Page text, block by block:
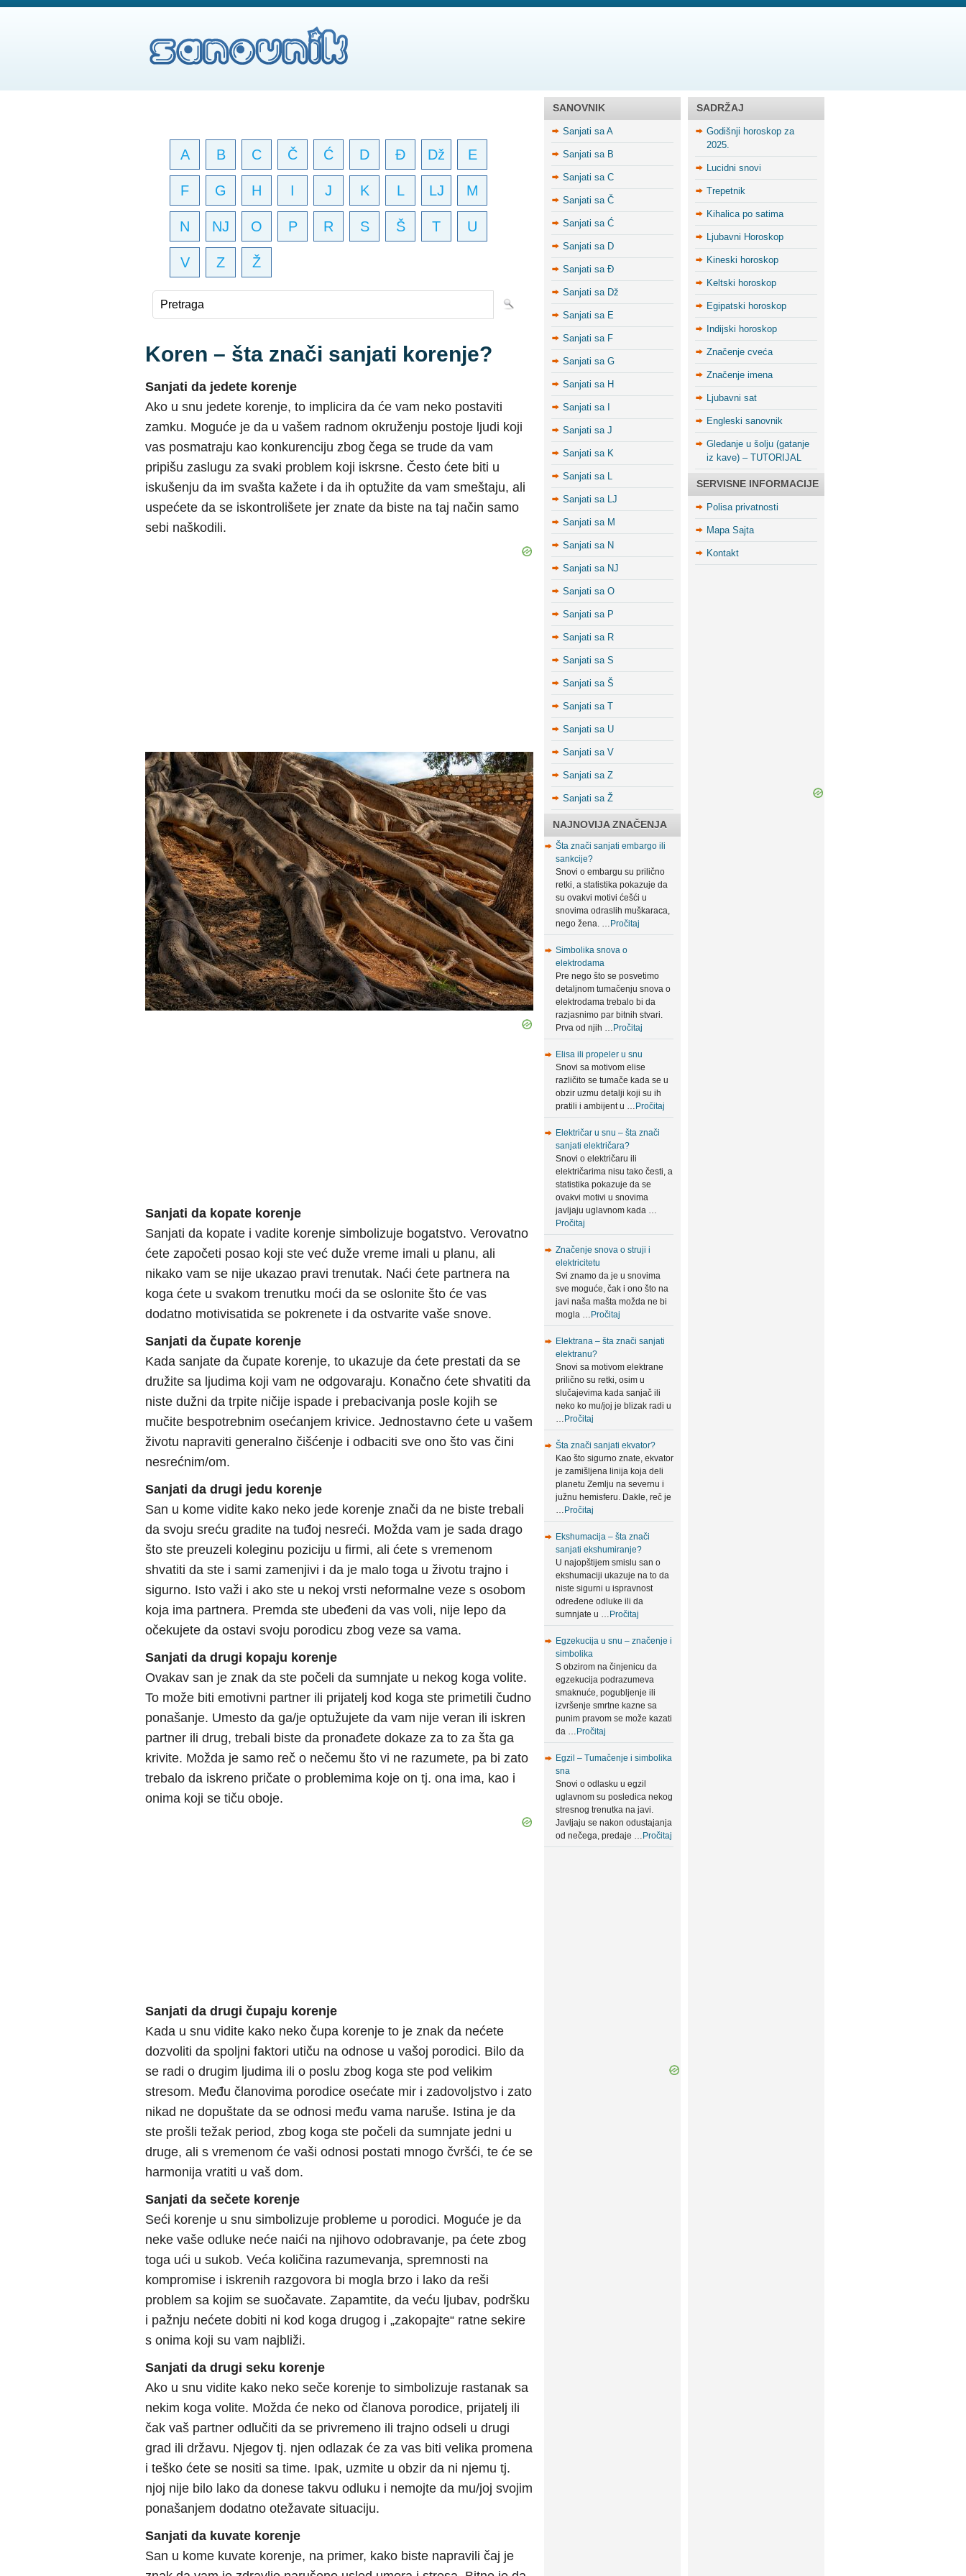
A B C Č Ć D Đ Dž E
F G H I J K L LJ M
N NJ O P R S Š T U
V Z Ž
Koren – šta znači sanjati korenje?
Sanjati da jedete korenje
Ako u snu jedete korenje, to implicira da će vam neko postaviti
zamku. Moguće je da u vašem radnom okruženju postoje ljudi koji
vas posmatraju kao konkurenciju zbog čega se trude da vam
pripišu zaslugu za svaki problem koji iskrsne. Često ćete biti u
iskušenju da im svašta kažete i da ih optužite da vam smeštaju, ali
uspećete da se iskontrolišete jer znate da biste na taj način samo
sebi naškodili.
Sanjati da kopate korenje
Sanjati da kopate i vadite korenje simbolizuje bogatstvo. Verovatno
ćete započeti posao koji ste već duže vreme imali u planu, ali
nikako vam se nije ukazao pravi trenutak. Naći ćete partnera na
koga ćete u svakom trenutku moći da se oslonite što će vas
dodatno motivisatida se pokrenete i da ostvarite vaše snove.
Sanjati da čupate korenje
Kada sanjate da čupate korenje, to ukazuje da ćete prestati da se
družite sa ljudima koji vam ne odgovaraju. Konačno ćete shvatiti da
niste dužni da trpite ničije ispade i prebacivanja posle kojih se
mučite bespotrebnim osećanjem krivice. Jednostavno ćete u vašem
životu napraviti generalno čišćenje i odbaciti sve ono što vas čini
nesrećnim/om.
Sanjati da drugi jedu korenje
San u kome vidite kako neko jede korenje znači da ne biste trebali
da svoju sreću gradite na tuđoj nesreći. Možda vam je sada drago
što ste preuzeli koleginu poziciju u firmi, ali ćete s vremenom
shvatiti da ste i sami zamenjivi i da je malo toga u životu trajno i
sigurno. Isto važi i ako ste u nekoj vrsti neformalne veze s osobom
koja ima partnera. Premda ste ubeđeni da vas voli, nije lepo da
očekujete da ostavi svoju porodicu zbog veze sa vama.
Sanjati da drugi kopaju korenje
Ovakav san je znak da ste počeli da sumnjate u nekog koga volite.
To može biti emotivni partner ili prijatelj kod koga ste primetili čudno
ponašanje. Umesto da ga/je optužujete da vam nije veran ili iskren
partner ili drug, trebali biste da pronađete dokaze za to za šta ga
krivite. Možda je samo reč o nečemu što vi ne razumete, pa bi zato
trebalo da iskreno pričate o problemima koje on tj. ona ima, kao i
onima koji se tiču oboje.
Sanjati da drugi čupaju korenje
Kada u snu vidite kako neko čupa korenje to je znak da nećete
dozvoliti da spoljni faktori utiču na odnose u vašoj porodici. Bilo da
se radi o drugim ljudima ili o poslu zbog koga ste pod velikim
stresom. Među članovima porodice osećate mir i zadovoljstvo i zato
nikad ne dopuštate da se odnosi među vama naruše. Istina je da
ste prošli težak period, zbog koga ste počeli da sumnjate jedni u
druge, ali s vremenom će vaši odnosi postati mnogo čvršći, te će se
harmonija vratiti u vaš dom.
Sanjati da sečete korenje
Seći korenje u snu simbolizuje probleme u porodici. Moguće je da
neke vaše odluke neće naići na njihovo odobravanje, pa ćete zbog
toga ući u sukob. Veća količina razumevanja, spremnosti na
kompromise i iskrenih razgovora bi mogla brzo i lako da reši
problem sa kojim se suočavate. Zapamtite, da veću ljubav, podršku
i pažnju nećete dobiti ni kod koga drugog i „zakopajte“ ratne sekire
s onima koji su vam najbliži.
Sanjati da drugi seku korenje
Ako u snu vidite kako neko seče korenje to simbolizuje rastanak sa
nekim koga volite. Možda će neko od članova porodice, prijatelj ili
čak vaš partner odlučiti da se privremeno ili trajno odseli u drugi
grad ili državu. Njegov tj. njen odlazak će za vas biti velika promena
i teško ćete se nositi sa time. Ipak, uzmite u obzir da ni njemu tj.
njoj nije bilo lako da donese takvu odluku i nemojte da mu/joj svojim
ponašanjem dodatno otežavate situaciju.
Sanjati da kuvate korenje
San u kome kuvate korenje, na primer, kako biste napravili čaj je
SANOVNIK
Sanjati sa A
Sanjati sa B
Sanjati sa C
Sanjati sa Č
Sanjati sa Ć
Sanjati sa D
Sanjati sa Đ
Sanjati sa Dž
Sanjati sa E
Sanjati sa F
Sanjati sa G
Sanjati sa H
Sanjati sa I
Sanjati sa J
Sanjati sa K
Sanjati sa L
Sanjati sa LJ
Sanjati sa M
Sanjati sa N
Sanjati sa NJ
Sanjati sa O
Sanjati sa P
Sanjati sa R
Sanjati sa S
Sanjati sa Š
Sanjati sa T
Sanjati sa U
Sanjati sa V
Sanjati sa Z
Sanjati sa Ž
NAJNOVIJA ZNAČENJA
Šta znači sanjati embargo ili
sankcije?
Snovi o embargu su prilično
retki, a statistika pokazuje da
su ovakvi motivi ćešći u
snovima odraslih muškaraca,
nego žena. … Pročitaj
Simbolika snova o
elektrodama
Pre nego što se posvetimo
detaljnom tumačenju snova o
elektrodama trebalo bi da
razjasnimo par bitnih stvari.
Prva od njih … Pročitaj
Elisa ili propeler u snu
Snovi sa motivom elise
različito se tumače kada se u
obzir uzmu detalji koji su ih
pratili i ambijent u … Pročitaj
Električar u snu – šta znači
sanjati električara?
Snovi o električaru ili
električarima nisu tako česti, a
statistika pokazuje da se
ovakvi motivi u snovima
javljaju uglavnom kada …
Pročitaj
Značenje snova o struji i
elektricitetu
Svi znamo da je u snovima
sve moguće, čak i ono što na
javi naša mašta možda ne bi
mogla … Pročitaj
Elektrana – šta znači sanjati
elektranu?
Snovi sa motivom elektrane
prilično su retki, osim u
slučajevima kada sanjač ili
neko ko mu/joj je blizak radi u
… Pročitaj
Šta znači sanjati ekvator?
Kao što sigurno znate, ekvator
je zamišljena linija koja deli
planetu Zemlju na severnu i
južnu hemisferu. Dakle, reč je
… Pročitaj
Ekshumacija – šta znači
sanjati ekshumiranje?
U najopštijem smislu san o
ekshumaciji ukazuje na to da
niste sigurni u ispravnost
određene odluke ili da
sumnjate u … Pročitaj
Egzekucija u snu – značenje i
simbolika
S obzirom na činjenicu da
egzekucija podrazumeva
smaknuće, pogubljenje ili
izvršenje smrtne kazne sa
punim pravom se može kazati
da … Pročitaj
Egzil – Tumačenje i simbolika
sna
Snovi o odlasku u egzil
uglavnom su posledica nekog
stresnog trenutka na javi.
Javljaju se nakon odustajanja
od nečega, predaje … Pročitaj
SADRŽAJ
Godišnji horoskop za
2025.
Lucidni snovi
Trepetnik
Kihalica po satima
Ljubavni Horoskop
Kineski horoskop
Keltski horoskop
Egipatski horoskop
Indijski horoskop
Značenje cveća
Značenje imena
Ljubavni sat
Engleski sanovnik
Gledanje u šolju (gatanje
iz kave) – TUTORIJAL
SERVISNE INFORMACIJE
Polisa privatnosti
Mapa Sajta
Kontakt